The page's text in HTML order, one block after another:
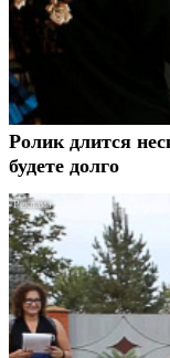
Ролик длится
будете долго